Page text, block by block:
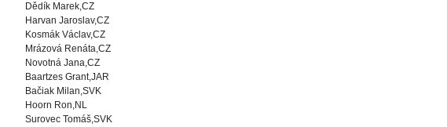
Dědík Marek,CZ
Harvan Jaroslav,CZ
Kosmák Václav,CZ
Mrázová Renáta,CZ
Novotná Jana,CZ
Baartzes Grant,JAR
Bačiak Milan,SVK
Hoorn Ron,NL
Surovec Tomáš,SVK